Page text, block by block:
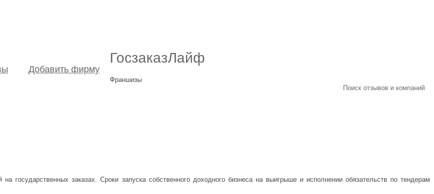
Поиск отзывов и компаний
Добавить фирму
ГосзаказЛайф
Франшизы
государственных заказах. Сроки запуска собственного доходного бизнеса на выигрыше и исполнении обязательств по тендерам